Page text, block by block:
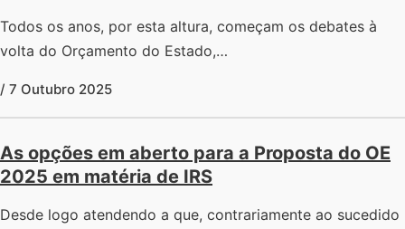
Todos os anos, por esta altura, começam os debates à
volta do Orçamento do Estado,…
/ 7 Outubro 2025
As opções em aberto para a Proposta do OE
2025 em matéria de IRS
Desde logo atendendo a que, contrariamente ao sucedido